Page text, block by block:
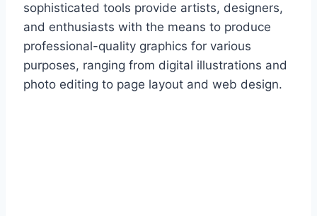
sophisticated tools provide artists, designers,
and enthusiasts with the means to produce
professional-quality graphics for various
purposes, ranging from digital illustrations and
photo editing to page layout and web design.